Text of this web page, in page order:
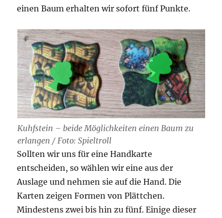
einen Baum erhalten wir sofort fünf Punkte.
Kuhfstein – beide Möglichkeiten einen Baum zu
erlangen / Foto: Spieltroll
Sollten wir uns für eine Handkarte
entscheiden, so wählen wir eine aus der
Auslage und nehmen sie auf die Hand. Die
Karten zeigen Formen von Plättchen.
Mindestens zwei bis hin zu fünf. Einige dieser